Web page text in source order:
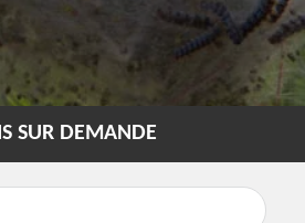
SUR DEMANDE